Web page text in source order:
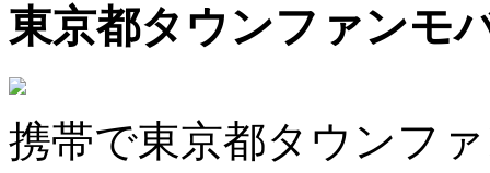
東京都タウンファンモ
携帯で東京都タウンフ